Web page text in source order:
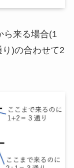
ら来る場合(1
)の合わせて2